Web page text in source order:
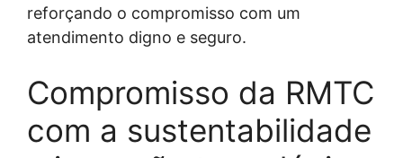
reforçando o compromisso com um
atendimento digno e seguro.
Compromisso da RMTC
com a sustentabilidade